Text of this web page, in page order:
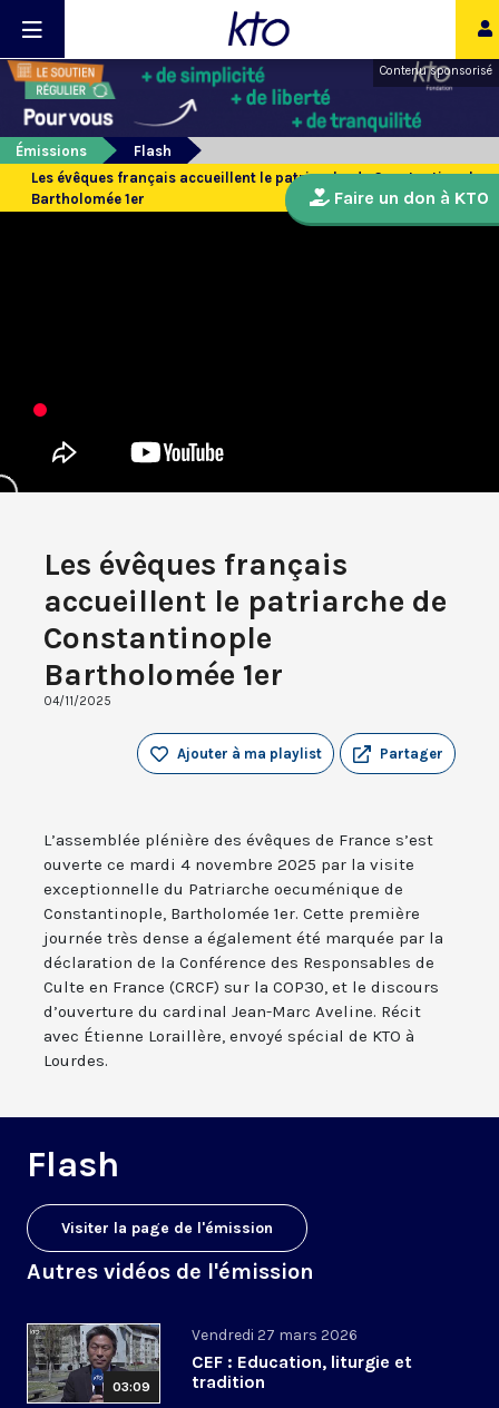
Contenu sponsorisé
Émissions
Flash
Les évêques français accueillent le patriarche de Constantinople
Bartholomée 1er
Les évêques français
accueillent le patriarche de
Constantinople
Bartholomée 1er
04/11/2025
Partager
Ajouter à ma playlist
L’assemblée plénière des évêques de France s’est
ouverte ce mardi 4 novembre 2025 par la visite
exceptionnelle du Patriarche oecuménique de
Constantinople, Bartholomée 1er. Cette première
journée très dense a également été marquée par la
déclaration de la Conférence des Responsables de
Culte en France (CRCF) sur la COP30, et le discours
d’ouverture du cardinal Jean-Marc Aveline. Récit
avec Étienne Loraillère, envoyé spécial de KTO à
Lourdes.
Flash
Visiter la page de l'émission
Autres vidéos de l'émission
03:09
Vendredi 27 mars 2026
CEF : Education, liturgie et
tradition
Faire un don à KTO